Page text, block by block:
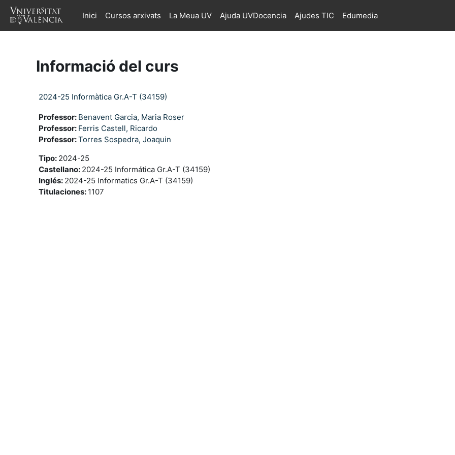
Ves al contingut principal
Inici
Cursos arxivats La Meua UV Ajuda UVDocencia Ajudes TIC Edumedia
Informació del curs
2024-25 Informàtica Gr.A-T (34159)
Professor: Benavent Garcia, Maria Roser
Professor: Ferris Castell, Ricardo
Professor:Torres Sospedra, Joaquin
Tipo: 2024-25
Castellano: 2024-25 Informática Gr.A-T (34159)
Inglés: 2024-25 Informatics Gr.A-T (34159)
Titulaciones: 1107